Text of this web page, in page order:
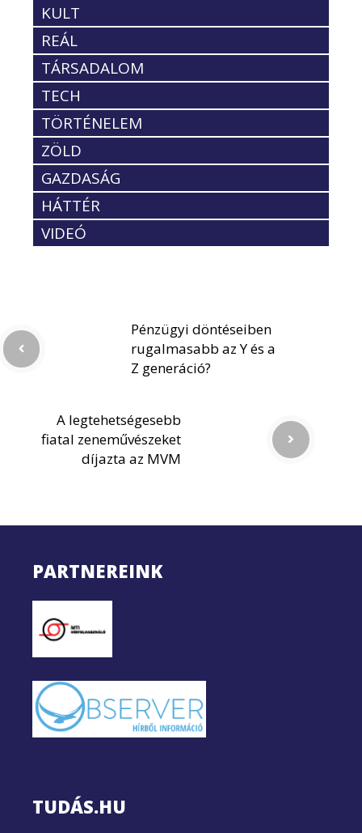
KULT
REÁL
TÁRSADALOM
TECH
TÖRTÉNELEM
ZÖLD
GAZDASÁG
HÁTTÉR
VIDEÓ
Pénzügyi döntéseiben
rugalmasabb az Y és a
Z generáció?
A legtehetségesebb
fiatal zeneművészeket
díjazta az MVM
PARTNEREINK
TUDÁS.HU